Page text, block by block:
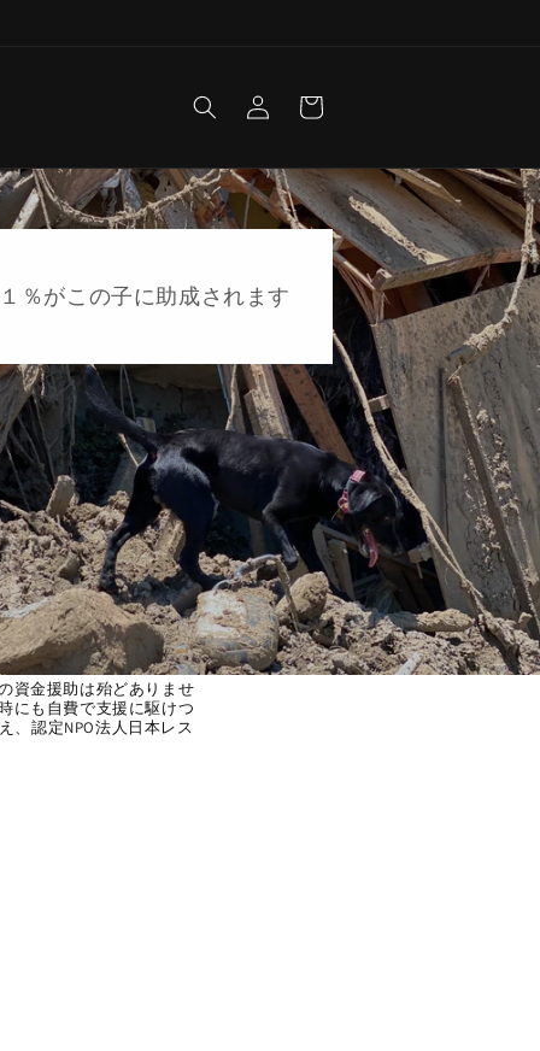
Log
in
Cart
％がこの子に助成されます
資金援助は殆どありませ
にも自費で支援に駆けつ
、認定NPO法人日本レス